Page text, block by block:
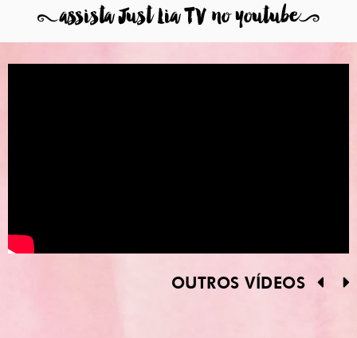
8assista Just Lia TV no youtube9
OUTROS VÍDEOS